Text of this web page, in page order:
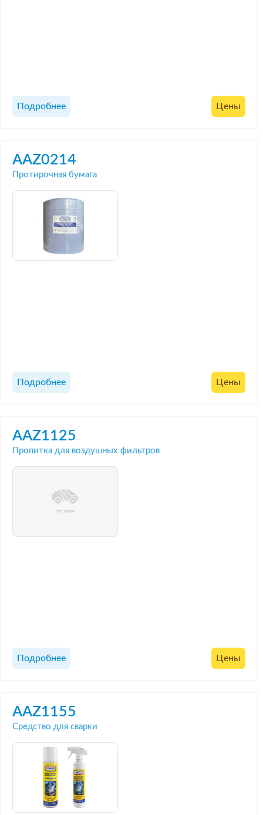
Подробнее Цены
AAZ0214
Протирочная бумага
Подробнее Цены
AAZ1125
Пропитка для воздушных фильтров
Подробнее Цены
AAZ1155
Средство для сварки